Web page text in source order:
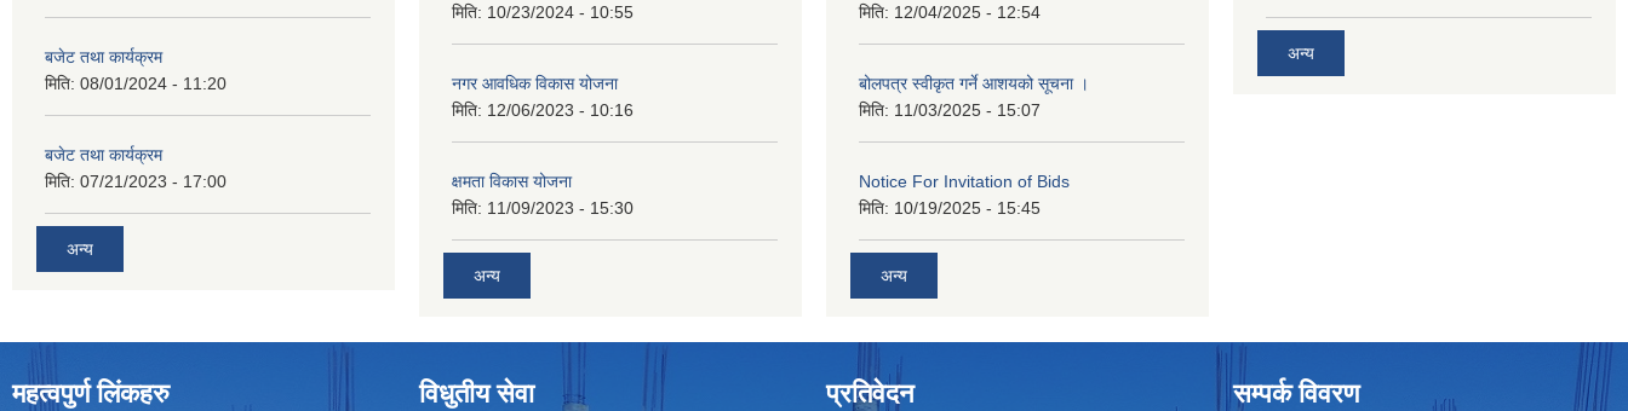
बजेट तथा कार्यक्रम
मिति: 08/01/2024 - 11:20
बजेट तथा कार्यक्रम
मिति: 07/21/2023 - 17:00
अन्य
मिति: 10/23/2024 - 10:55
नगर आवधिक विकास योजना
मिति: 12/06/2023 - 10:16
क्षमता विकास योजना
मिति: 11/09/2023 - 15:30
अन्य
मिति: 12/04/2025 - 12:54
बोलपत्र स्वीकृत गर्ने आशयको सूचना ।
मिति: 11/03/2025 - 15:07
Notice For Invitation of Bids
मिति: 10/19/2025 - 15:45
अन्य
अन्य
महत्वपुर्ण लिंकहरु विधुतीय सेवा प्रतिवेदन सम्पर्क विवरण